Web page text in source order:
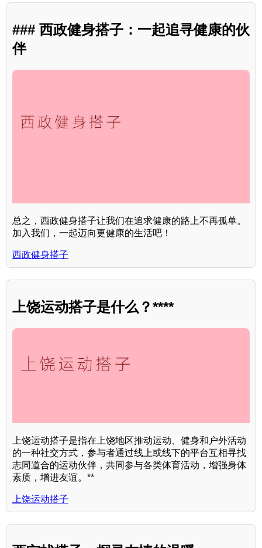
### 西政健身搭子：一起追寻健康的伙
伴
总之，西政健身搭子让我们在追求健康的路上不再孤单。
加入我们，一起迈向更健康的生活吧！
西政健身搭子
上饶运动搭子是什么？****
上饶运动搭子是指在上饶地区推动运动、健身和户外活动
的一种社交方式，参与者通过线上或线下的平台互相寻找
志同道合的运动伙伴，共同参与各类体育活动，增强身体
素质，增进友谊。**
上饶运动搭子